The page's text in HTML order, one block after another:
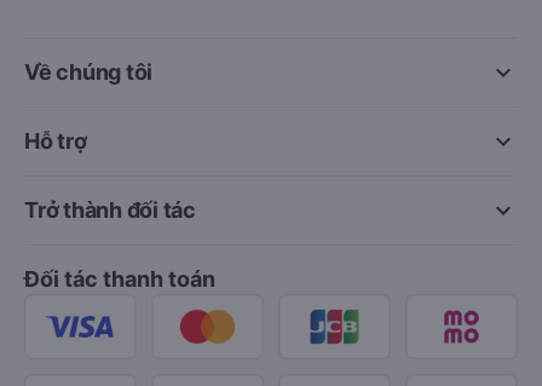
keyboard_arrow_down
Về chúng tôi
keyboard_arrow_down
Hỗ trợ
keyboard_arrow_down
Trở thành đối tác
Đối tác thanh toán